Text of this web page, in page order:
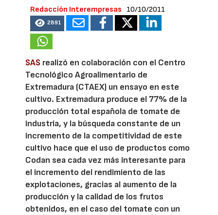
Redacción Interempresas 10/10/2011
2891
SAS realizó en colaboración con el Centro
Tecnológico Agroalimentario de
Extremadura (CTAEX) un ensayo en este
cultivo. Extremadura produce el 77% de la
producción total española de tomate de
industria, y la búsqueda constante de un
incremento de la competitividad de este
cultivo hace que el uso de productos como
Codan sea cada vez más interesante para
el incremento del rendimiento de las
explotaciones, gracias al aumento de la
producción y la calidad de los frutos
obtenidos, en el caso del tomate con un